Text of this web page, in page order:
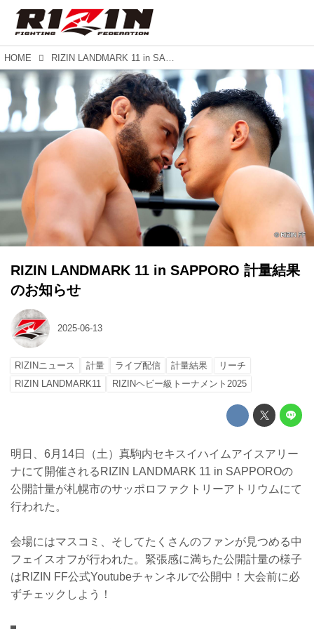
HOME RIZIN LANDMARK 11 in SAPPORO 計量結果のお知らせ
RIZIN LANDMARK 11 in SAPPORO 計量結果
のお知らせ
2025-06-13
RIZINニュース 計量 ライブ配信 計量結果
リーチ
RIZIN LANDMARK11
RIZINヘビー級トーナメント2025
明日、6月14日（土）真駒内セキスイハイムアイスアリー
ナにて開催されるRIZIN LANDMARK 11 in SAPPOROの
公開計量が札幌市のサッポロファクトリーアトリウムにて
行われた。
会場にはマスコミ、そしてたくさんのファンが見つめる中
フェイスオフが行われた。緊張感に満ちた公開計量の様子
はRIZIN FF公式Youtubeチャンネルで公開中！大会前に必
ずチェックしよう！